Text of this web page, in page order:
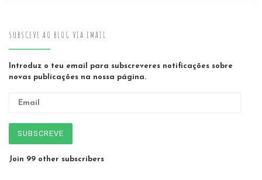
SUBSCEVE AO BLOG VIA EMAIL
Introduz o teu email para subscreveres notificações sobre
novas publicações na nossa página.
SUBSCREVE
Join 99 other subscribers